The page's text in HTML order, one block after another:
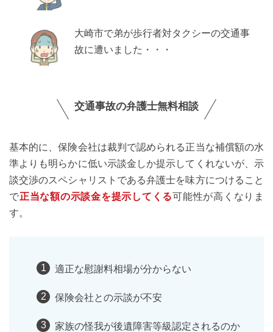
大崎市で弟が歩行者対タクシーの交通事
故に遭いました・・・
交通事故の弁護士無料相談
基本的に、保険会社は裁判で認められる正当な補償額の水
準よりも明らかに低い示談金しか提示してくれないが、示
談交渉のスペシャリストである弁護士を味方につけること
で正当な額の示談金を提示してくる可能性が高くなりま
す。
適正な慰謝料相場が分からない
保険会社との示談が不安
家族の怪我が後遺障害等級認定されるのか